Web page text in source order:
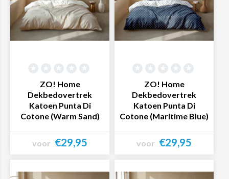
ZO! Home
Dekbedovertrek
Katoen Punta Di
Cotone (Warm Sand)
voor €29,95
ZO! Home
Dekbedovertrek
Katoen Punta Di
Cotone (Maritime Blue)
voor €29,95